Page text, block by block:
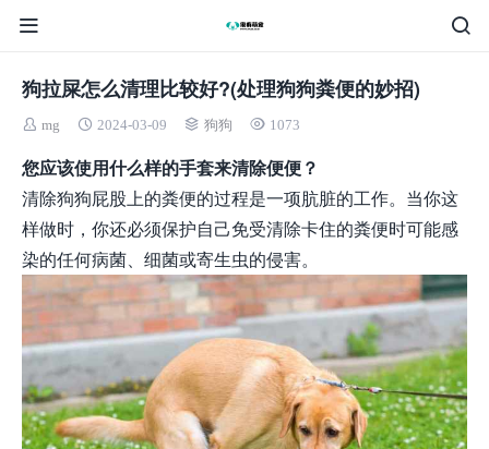
狗拉屎怎么清理比较好?(处理狗狗粪便的妙招)
mg 2024-03-09 狗狗 1073
您应该使用什么样的手套来清除便便？
清除狗狗屁股上的粪便的过程是一项肮脏的工作。当你这
样做时，你还必须保护自己免受清除卡住的粪便时可能感
染的任何病菌、细菌或寄生虫的侵害。